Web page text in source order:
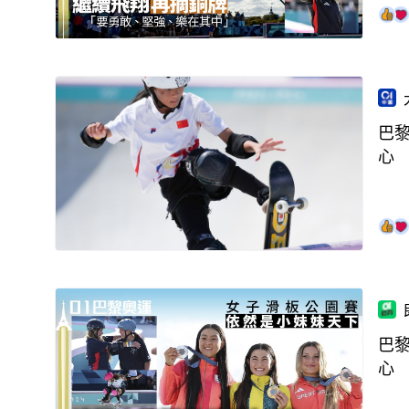
巴
心
巴
心